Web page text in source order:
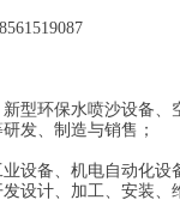
型环保水喷沙设备、
发、制造与销售；
设备、机电自动化设
设计、加工、安装、